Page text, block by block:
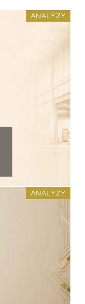
ANALÝZY
ANALÝZY